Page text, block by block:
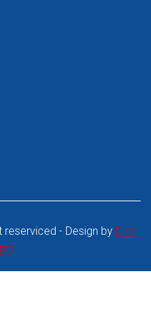
reserviced - Design by Dich